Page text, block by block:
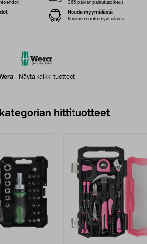
- Näytä kaikki tuotteet
365 päivän palautusoikeus
Nouda myymälästä
Ilmainen nouto myymälästä
hittituotteet